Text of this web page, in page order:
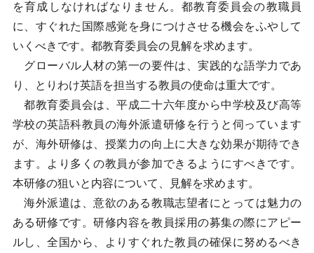
を育成しなければなりません。都教育委員会の教職員
に、すぐれた国際感覚を身につけさせる機会をふやして
いくべきです。都教育委員会の見解を求めます。
グローバル人材の第一の要件は、実践的な語学力であ
り、とりわけ英語を担当する教員の使命は重大です。
都教育委員会は、平成二十六年度から中学校及び高等
学校の英語科教員の海外派遣研修を行うと伺っています
が、海外研修は、授業力の向上に大きな効果が期待でき
ます。より多くの教員が参加できるようにすべきです。
本研修の狙いと内容について、見解を求めます。
海外派遣は、意欲のある教職志望者にとっては魅力の
ある研修です。研修内容を教員採用の募集の際にアピー
ルし、全国から、よりすぐれた教員の確保に努めるべき